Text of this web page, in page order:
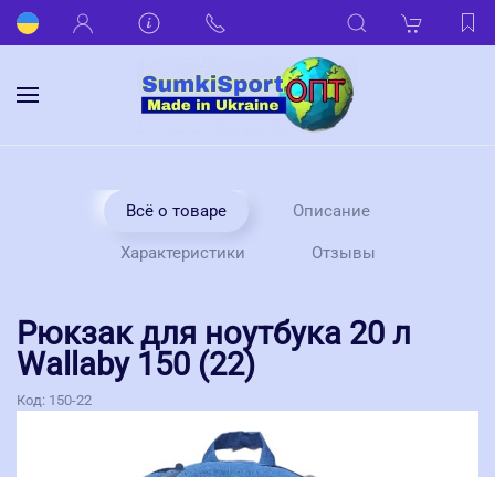
Всё о товаре Описание
Характеристики Отзывы
Рюкзак для ноутбука 20 л
Wallaby 150 (22)
Код: 150-22